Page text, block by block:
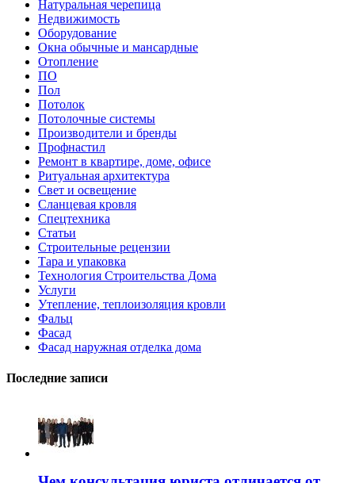
Натуральная черепица
Недвижимость
Оборудование
Окна обычные и мансардные
Отопление
ПО
Пол
Потолок
Потолочные системы
Производители и бренды
Профнастил
Ремонт в квартире, доме, офисе
Ритуальная архитектура
Свет и освещение
Сланцевая кровля
Спецтехника
Статьи
Строительные рецензии
Тара и упаковка
Технология Строительства Дома
Услуги
Утепление, теплоизоляция кровли
Фальц
Фасад
Фасад наружная отделка дома
Последние записи